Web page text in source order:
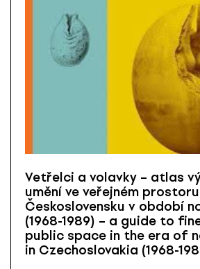
Vetřelci a volavky – atlas
umění ve veřejném
Československu v období
(1968-1989) – a guide to
public space in the era of
in Czechoslovakia (1968-